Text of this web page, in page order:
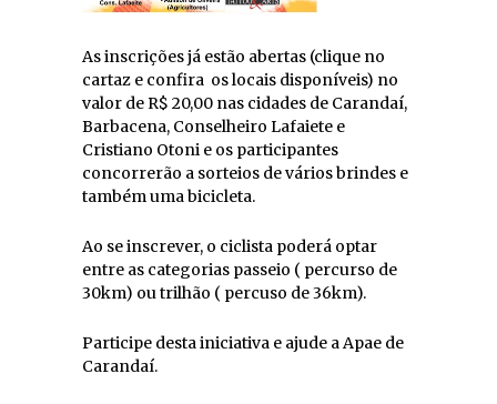
As inscrições já estão abertas (clique no
cartaz e confira os locais disponíveis) no
valor de R$ 20,00 nas cidades de Carandaí,
Barbacena, Conselheiro Lafaiete e
Cristiano Otoni e os participantes
concorrerão a sorteios de vários brindes e
também uma bicicleta.
Ao se inscrever, o ciclista poderá optar
entre as categorias passeio ( percurso de
30km) ou trilhão ( percuso de 36km).
Participe desta iniciativa e ajude a Apae de
Carandaí.